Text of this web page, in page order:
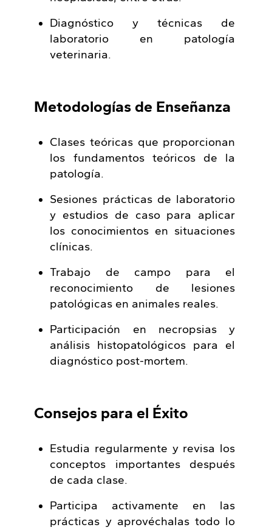
Diagnóstico y técnicas de
laboratorio en patología
veterinaria.
Metodologías de Enseñanza
Clases teóricas que proporcionan
los fundamentos teóricos de la
patología.
Sesiones prácticas de laboratorio
y estudios de caso para aplicar
los conocimientos en situaciones
clínicas.
Trabajo de campo para el
reconocimiento de lesiones
patológicas en animales reales.
Participación en necropsias y
análisis histopatológicos para el
diagnóstico post-mortem.
Consejos para el Éxito
Estudia regularmente y revisa los
conceptos importantes después
de cada clase.
Participa activamente en las
prácticas y aprovéchalas todo lo